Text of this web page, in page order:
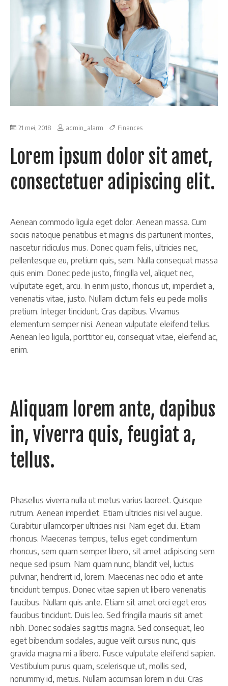
21 mei, 2018 admin_alarm Finances
Lorem ipsum dolor sit amet,
consectetuer adipiscing elit.
Aenean commodo ligula eget dolor. Aenean massa. Cum
sociis natoque penatibus et magnis dis parturient montes,
nascetur ridiculus mus. Donec quam felis, ultricies nec,
pellentesque eu, pretium quis, sem. Nulla consequat massa
quis enim. Donec pede justo, fringilla vel, aliquet nec,
vulputate eget, arcu. In enim justo, rhoncus ut, imperdiet a,
venenatis vitae, justo. Nullam dictum felis eu pede mollis
pretium. Integer tincidunt. Cras dapibus. Vivamus
elementum semper nisi. Aenean vulputate eleifend tellus.
Aenean leo ligula, porttitor eu, consequat vitae, eleifend ac,
enim.
Aliquam lorem ante, dapibus
in, viverra quis, feugiat a,
tellus.
Phasellus viverra nulla ut metus varius laoreet. Quisque
rutrum. Aenean imperdiet. Etiam ultricies nisi vel augue.
Curabitur ullamcorper ultricies nisi. Nam eget dui. Etiam
rhoncus. Maecenas tempus, tellus eget condimentum
rhoncus, sem quam semper libero, sit amet adipiscing sem
neque sed ipsum. Nam quam nunc, blandit vel, luctus
pulvinar, hendrerit id, lorem. Maecenas nec odio et ante
tincidunt tempus. Donec vitae sapien ut libero venenatis
faucibus. Nullam quis ante. Etiam sit amet orci eget eros
faucibus tincidunt. Duis leo. Sed fringilla mauris sit amet
nibh. Donec sodales sagittis magna. Sed consequat, leo
eget bibendum sodales, augue velit cursus nunc, quis
gravida magna mi a libero. Fusce vulputate eleifend sapien.
Vestibulum purus quam, scelerisque ut, mollis sed,
nonummy id, metus. Nullam accumsan lorem in dui. Cras